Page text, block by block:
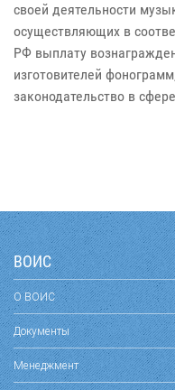
своей деятельности
осуществляющих в
РФ выплату
изготовителей
законодательство в
ВОИС
О ВОИС
Документы
Менеджмент